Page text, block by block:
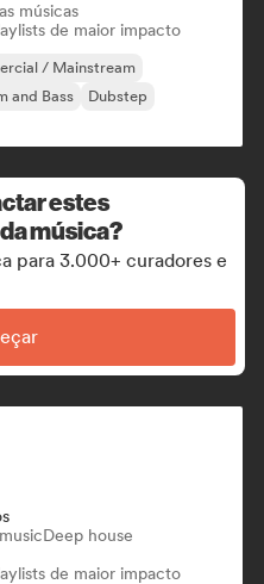
músicas
de maior impacto
/ Mainstream
and Bass
Dubstep
estes
música?
para 3.000+ curadores e
Deep house
de maior impacto